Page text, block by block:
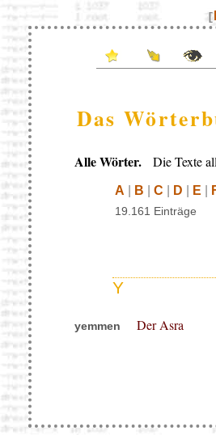
[
Das
Alle Wörter. Die Texte
A B C D E
19.161 Einträge
Y
yemmen Der Asra